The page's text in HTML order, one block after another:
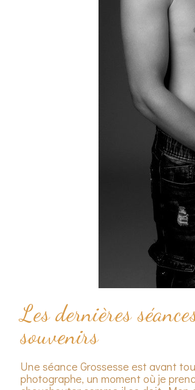
Les dernières
souvenirs
Une séance Grossesse est avant
photographe, un moment où je